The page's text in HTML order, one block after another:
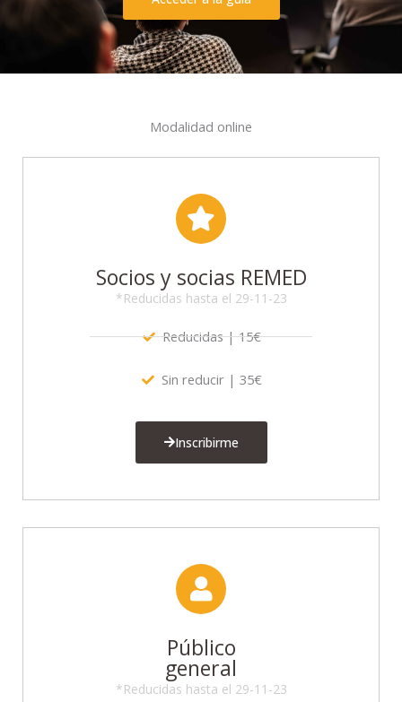
Modalidad online
Socios y socias REMED
*Reducidas hasta el 29-11-23
Reducidas | 15€
Sin reducir | 35€
Inscribirme
Público
general
*Reducidas hasta el 29-11-23